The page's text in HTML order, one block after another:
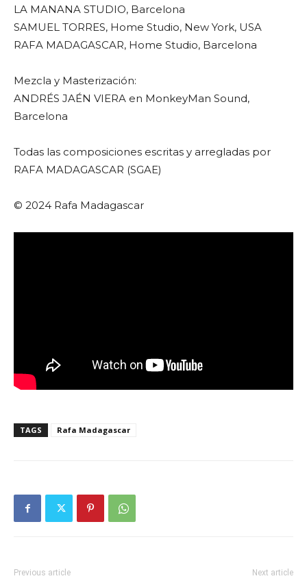
LA MANANA STUDIO, Barcelona
SAMUEL TORRES, Home Studio, New York, USA
RAFA MADAGASCAR, Home Studio, Barcelona
Mezcla y Masterización:
ANDRÉS JAÉN VIERA en MonkeyMan Sound,
Barcelona
Todas las composiciones escritas y arregladas por
RAFA MADAGASCAR (SGAE)
© 2024 Rafa Madagascar
TAGS Rafa Madagascar
Previous article Next article